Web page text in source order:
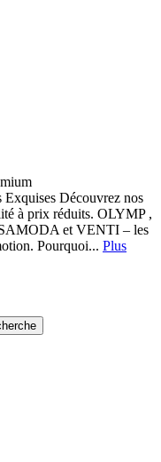
Exquises Découvrez nos
à prix réduits. OLYMP ,
et VENTI – les
Pourquoi... Plus